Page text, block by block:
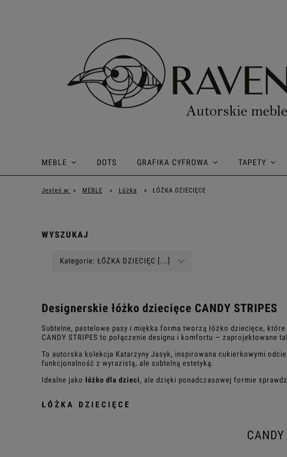
MEBLE DOTS GRAFIKA CYFROWA TAPETY
Jesteś w: » MEBLE » Łóżka » ŁÓŻKA DZIECIĘCE
WYSZUKAJ
Kategorie: ŁÓŻKA DZIECIĘC [...]
Designerskie łóżko dziecięce CANDY STRIPES
Subtelne, pastelowe pasy i miękka forma tworzą łóżko dziecięce,
CANDY STRIPES to połączenie designu i komfortu — zaprojektowane
To autorska kolekcja Katarzyny Jasyk, inspirowana cukierkowymi
funkcjonalność z wyrazistą, ale subtelną estetyką.
Idealne jako łóżko dla dzieci, ale dzięki ponadczasowej formie
ŁÓŻKA DZIECIĘCE